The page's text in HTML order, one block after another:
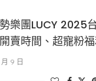
樂團LUCY 2025
賣時間、超寵粉
9 日